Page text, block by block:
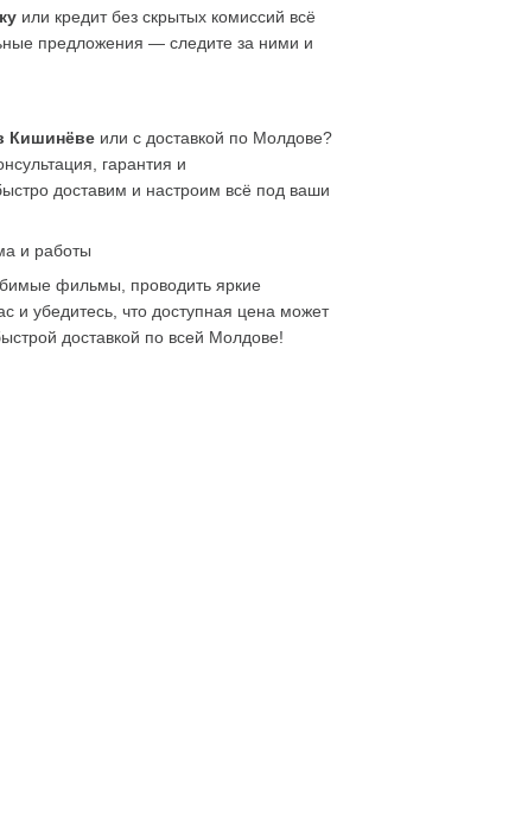
или кредит без скрытых комиссий всё
предложения — следите за ними и
Кишинёве или с доставкой по Молдове?
гарантия и
доставим и настроим всё под ваши
и работы
фильмы, проводить яркие
и убедитесь, что доступная цена может
доставкой по всей Молдове!